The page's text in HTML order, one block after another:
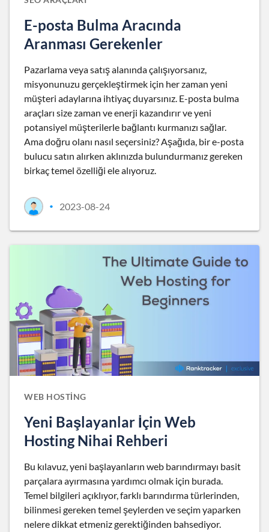
E-posta Bulma Aracında
Aranması Gerekenler
Pazarlama veya satış alanında çalışıyorsanız,
misyonunuzu gerçekleştirmek için her zaman yeni
müşteri adaylarına ihtiyaç duyarsınız. E-posta bulma
araçları size zaman ve enerji kazandırır ve yeni
potansiyel müşterilerle bağlantı kurmanızı sağlar.
Ama doğru olanı nasıl seçersiniz? Aşağıda, bir e-posta
bulucu satın alırken aklınızda bulundurmanız gereken
birkaç temel özelliği ele alıyoruz.
• 2023-08-24
WEB HOSTING
Yeni Başlayanlar İçin Web
Hosting Nihai Rehberi
Bu kılavuz, yeni başlayanların web barındırmayı basit
parçalara ayırmasına yardımcı olmak için burada.
Temel bilgileri açıklıyor, farklı barındırma türlerinden,
bilinmesi gereken temel şeylerden ve seçim yaparken
nelere dikkat etmeniz gerektiğinden bahsediyor.